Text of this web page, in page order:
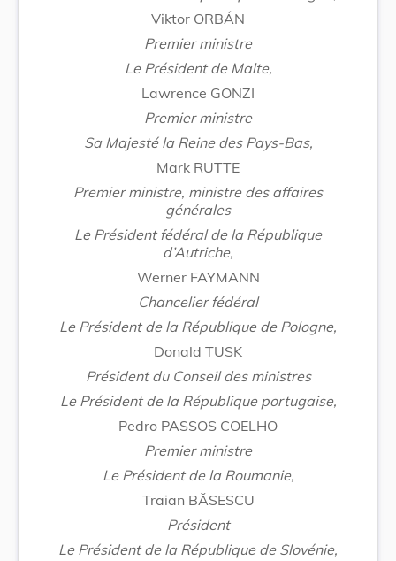
Viktor ORBÁN
Premier ministre
Le Président de Malte,
Lawrence GONZI
Premier ministre
Sa Majesté la Reine des Pays-Bas,
Mark RUTTE
Premier ministre, ministre des affaires
générales
Le Président fédéral de la République
d’Autriche,
Werner FAYMANN
Chancelier fédéral
Le Président de la République de Pologne,
Donald TUSK
Président du Conseil des ministres
Le Président de la République portugaise,
Pedro PASSOS COELHO
Premier ministre
Le Président de la Roumanie,
Traian BĂSESCU
Président
Le Président de la République de Slovénie,